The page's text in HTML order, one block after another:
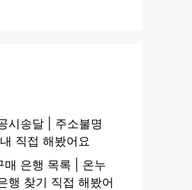
시송달 | 주소불명
직접 해봤어요
매 은행 목록 | 온누
행 찾기 직접 해봤어